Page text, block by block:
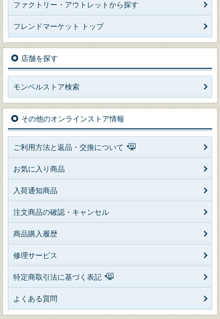
ファクトリー・アウトレットから探す
フレンドマーケット トップ
店舗を探す
モンベルストア検索
その他のオンラインストア情報
ご利用方法と返品・交換について
お気に入り商品
入荷通知商品
注文商品の確認・キャンセル
商品購入履歴
修理サービス
特定商取引法に基づく表記
よくある質問